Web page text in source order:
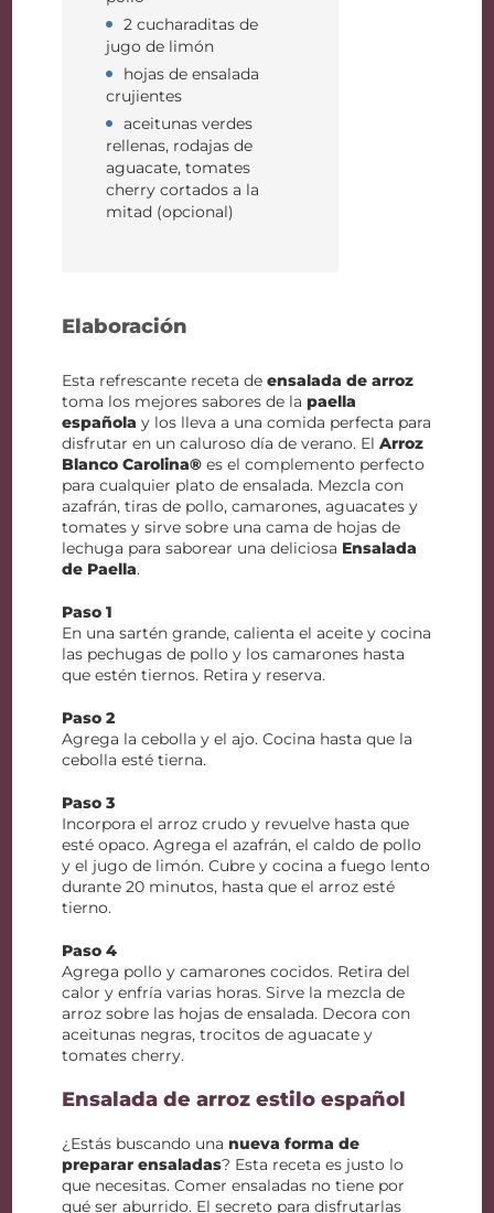
2 cucharaditas de
jugo de limón
hojas de ensalada
crujientes
aceitunas verdes
rellenas, rodajas de
aguacate, tomates
cherry cortados a la
mitad (opcional)
Elaboración
Esta refrescante receta deensalada de arroz
toma los mejores sabores de lapaella
española y los lleva a una comida perfecta para
disfrutar en un caluroso día de verano. ElArroz
Blanco Carolina® es el complemento perfecto
para cualquier plato de ensalada. Mezcla con
azafrán, tiras de pollo, camarones, aguacates y
tomates y sirve sobre una cama de hojas de
lechuga para saborear una deliciosa Ensalada
de Paella.
Paso 1
En una sartén grande, calienta el aceite y cocina
las pechugas de pollo y los camarones hasta
que estén tiernos. Retira y reserva.
Paso 2
Agrega la cebolla y el ajo. Cocina hasta que la
cebolla esté tierna.
Paso 3
Incorpora el arroz crudo y revuelve hasta que
esté opaco. Agrega el azafrán, el caldo de pollo
y el jugo de limón. Cubre y cocina a fuego lento
durante 20 minutos, hasta que el arroz esté
tierno.
Paso 4
Agrega pollo y camarones cocidos. Retira del
calor y enfría varias horas. Sirve la mezcla de
arroz sobre las hojas de ensalada. Decora con
aceitunas negras, trocitos de aguacate y
tomates cherry.
Ensalada de arroz estilo español
¿Estás buscando unanueva forma de
preparar ensaladas? Esta receta es justo lo
que necesitas. Comer ensaladas no tiene por
qué ser aburrido. El secreto para disfrutarlas